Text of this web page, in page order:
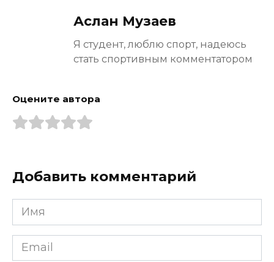
Аслан Музаев
Я студент, люблю спорт, надеюсь
стать спортивным комментатором
Оцените автора
Добавить комментарий
Имя
*
Email
*